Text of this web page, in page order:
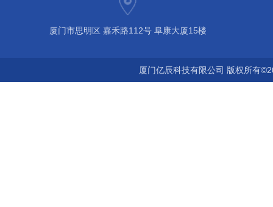
厦门市思明区 嘉禾路112号 阜康大厦15楼
厦门亿辰科技有限公司 版权所有